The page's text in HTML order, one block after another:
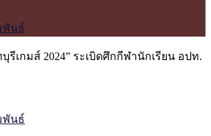
พันธ์
รีเกมส์ 2024” ระเบิดศึกกีฬานักเรียน อปท.
พันธ์